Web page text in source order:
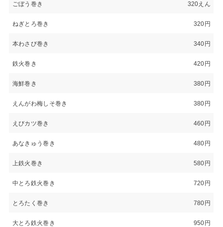
ごぼう巻き 320えん
ねぎとろ巻き 320円
本わさび巻き 340円
鉄火巻き 420円
海鮮巻き 380円
えんがわ梅しそ巻き 380円
えびカツ巻き 460円
あなきゅう巻き 480円
上鉄火巻き 580円
中とろ鉄火巻き 720円
とろたく巻き 780円
大とろ鉄火巻き 950円